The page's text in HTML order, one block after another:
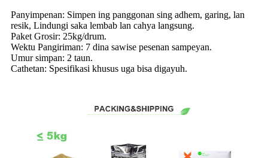
Panyimpenan: Simpen ing panggonan sing adhem, garing, lan
resik, Lindungi saka lembab lan cahya langsung.
Paket Grosir: 25kg/drum.
Wektu Pangiriman: 7 dina sawise pesenan sampeyan.
Umur simpan: 2 taun.
Cathetan: Spesifikasi khusus uga bisa digayuh.